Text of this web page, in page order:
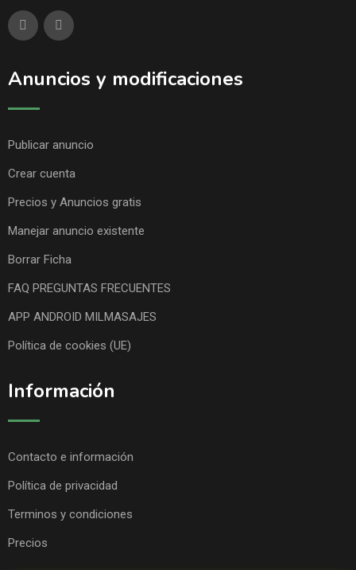
Anuncios y modificaciones
Publicar anuncio
Crear cuenta
Precios y Anuncios gratis
Manejar anuncio existente
Borrar Ficha
FAQ PREGUNTAS FRECUENTES
APP ANDROID MILMASAJES
Política de cookies (UE)
Información
Contacto e información
Política de privacidad
Terminos y condiciones
Precios